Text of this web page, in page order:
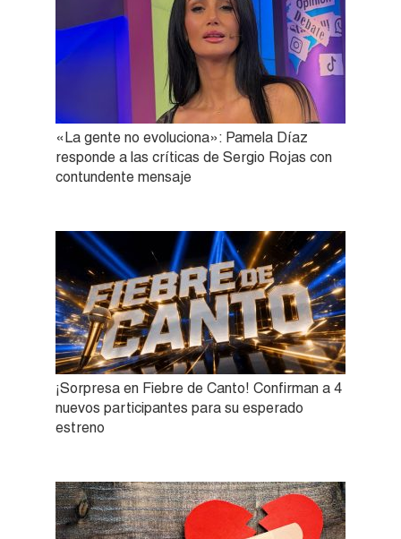
«La gente no evoluciona»: Pamela Díaz
responde a las críticas de Sergio Rojas con
contundente mensaje
¡Sorpresa en Fiebre de Canto! Confirman a 4
nuevos participantes para su esperado
estreno